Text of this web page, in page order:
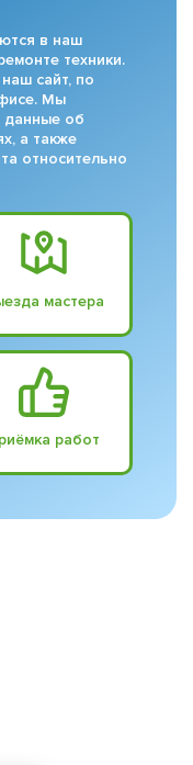
в наш
техники.
сайт, по
Мы
данные об
а также
относительно
мастера
работ